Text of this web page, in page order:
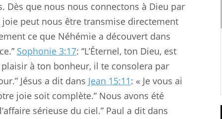
Dès que nous nous connectons à Dieu par
joie peut nous être transmise directement
ce que Néhémie a découvert dans
Sophonie 3:17: “L’Éternel, ton Dieu, est
à ton bonheur, il te consolera par
Jésus a dit dans Jean 15:11: « Je vous ai
joie soit complète.” Nous avons été
sérieuse du ciel.” Paul a dit dans